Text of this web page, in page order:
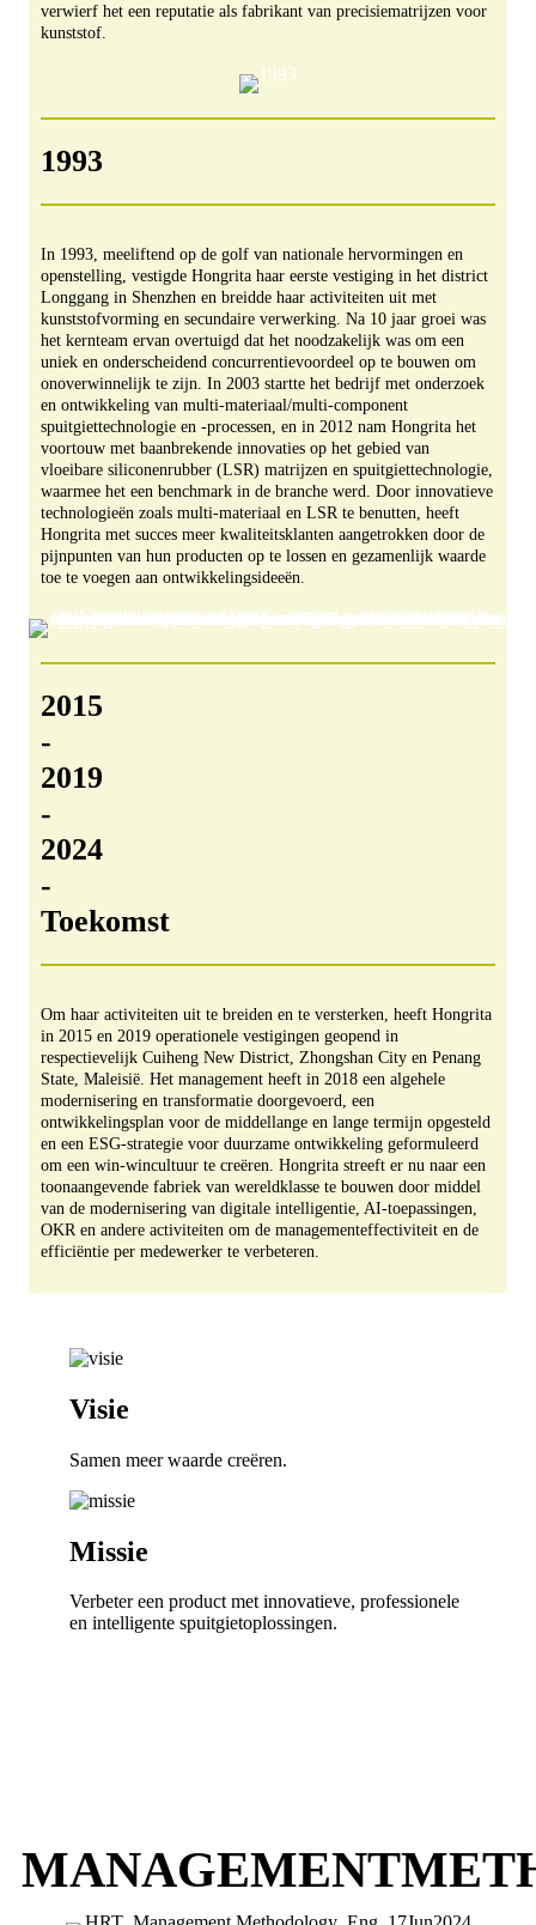
verwierf het een reputatie als fabrikant van precisiematrijzen voor
kunststof.
1993
In 1993, meeliftend op de golf van nationale hervormingen en
openstelling, vestigde Hongrita haar eerste vestiging in het district
Longgang in Shenzhen en breidde haar activiteiten uit met
kunststofvorming en secundaire verwerking. Na 10 jaar groei was
het kernteam ervan overtuigd dat het noodzakelijk was om een ​​
uniek en onderscheidend concurrentievoordeel op te bouwen om
onoverwinnelijk te zijn. In 2003 startte het bedrijf met onderzoek
en ontwikkeling van multi-materiaal/multi-component
spuitgiettechnologie en -processen, en in 2012 nam Hongrita het
voortouw met baanbrekende innovaties op het gebied van
vloeibare siliconenrubber (LSR) matrijzen en spuitgiettechnologie,
waarmee het een benchmark in de branche werd. Door innovatieve
technologieën zoals multi-materiaal en LSR te benutten, heeft
Hongrita met succes meer kwaliteitsklanten aangetrokken door de
pijnpunten van hun producten op te lossen en gezamenlijk waarde
toe te voegen aan ontwikkelingsideeën.
2015
-
2019
-
2024
-
Toekomst
Om haar activiteiten uit te breiden en te versterken, heeft Hongrita
in 2015 en 2019 operationele vestigingen geopend in
respectievelijk Cuiheng New District, Zhongshan City en Penang
State, Maleisië. Het management heeft in 2018 een algehele
modernisering en transformatie doorgevoerd, een
ontwikkelingsplan voor de middellange en lange termijn opgesteld
en een ESG-strategie voor duurzame ontwikkeling geformuleerd
om een ​​win-wincultuur te creëren. Hongrita streeft er nu naar een
toonaangevende fabriek van wereldklasse te bouwen door middel
van de modernisering van digitale intelligentie, AI-toepassingen,
OKR en andere activiteiten om de managementeffectiviteit en de
efficiëntie per medewerker te verbeteren.
Visie
Samen meer waarde creëren.
Missie
Verbeter een product met innovatieve, professionele
en intelligente spuitgietoplossingen.